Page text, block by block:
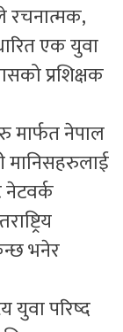
रचनात्मक,
एक युवा
प्रशिक्षक
मार्फत नेपाल
मानिसहरुलाई
भनेर
युवा परिष्द